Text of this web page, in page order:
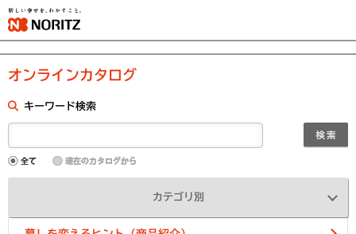
オンラインカタログ
キーワード検索
カテゴリ別